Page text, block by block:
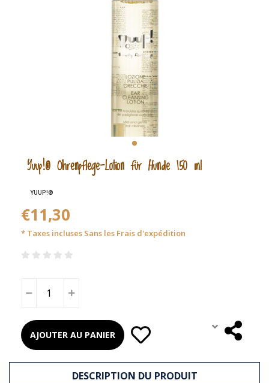
Yuup!® Ohrenpflege-Lotion für Hunde 150 ml
YUUP!®
€11,30
* Taxes incluses Sans les Frais d'expédition
AJOUTER AU PANIER
DESCRIPTION DU PRODUIT